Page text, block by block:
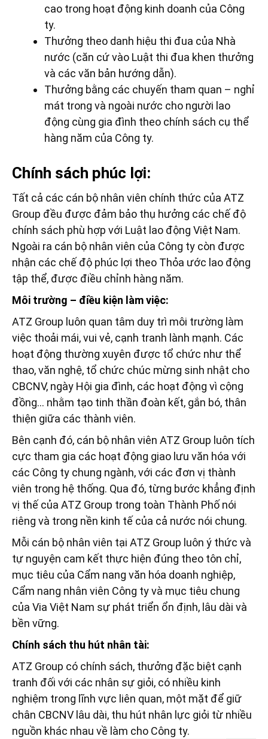
cao trong hoạt động kinh doanh của Công
ty.
Thưởng theo danh hiệu thi đua của Nhà
nước (căn cứ vào Luật thi đua khen thưởng
và các văn bản hướng dẫn).
Thưởng bằng các chuyến tham quan – nghỉ
mát trong và ngoài nước cho người lao
động cùng gia đình theo chính sách cụ thể
hàng năm của Công ty.
Chính sách phúc lợi:
Tất cả các cán bộ nhân viên chính thức của ATZ
Group đều được đảm bảo thụ hưởng các chế độ
chính sách phù hợp với Luật lao động Việt Nam.
Ngoài ra cán bộ nhân viên của Công ty còn được
nhận các chế độ phúc lợi theo Thỏa ước lao động
tập thể, được điều chỉnh hàng năm.
Môi trường – điều kiện làm việc:
ATZ Group luôn quan tâm duy trì môi trường làm
việc thoải mái, vui vẻ, cạnh tranh lành mạnh. Các
hoạt động thường xuyên được tổ chức như thể
thao, văn nghệ, tổ chức chúc mừng sinh nhật cho
CBCNV, ngày Hội gia đình, các hoạt động vì cộng
đồng… nhằm tạo tinh thần đoàn kết, gắn bó, thân
thiện giữa các thành viên.
Bên cạnh đó, cán bộ nhân viên ATZ Group luôn tích
cực tham gia các hoạt động giao lưu văn hóa với
các Công ty chung ngành, với các đơn vị thành
viên trong hệ thống. Qua đó, từng bước khẳng định
vị thế của ATZ Group trong toàn Thành Phố nói
riêng và trong nền kinh tế của cả nước nói chung.
Mỗi cán bộ nhân viên tại ATZ Group luôn ý thức và
tự nguyện cam kết thực hiện đúng theo tôn chỉ,
mục tiêu của Cẩm nang văn hóa doanh nghiệp,
Cẩm nang nhân viên Công ty và mục tiêu chung
của Via Việt Nam sự phát triển ổn định, lâu dài và
bền vững.
Chính sách thu hút nhân tài:
ATZ Group có chính sách, thưởng đặc biệt cạnh
tranh đối với các nhân sự giỏi, có nhiều kinh
nghiệm trong lĩnh vực liên quan, một mặt để giữ
chân CBCNV lâu dài, thu hút nhân lực giỏi từ nhiều
nguồn khác nhau về làm cho Công ty.